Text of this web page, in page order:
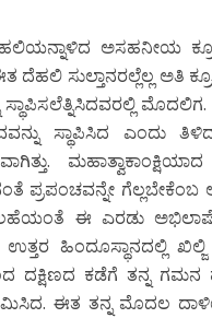
ಅಸಹನೀಯ
ಸುಲ್ತಾನರಲ್ಲೆಲ್ಲ ಅತಿ
ಸ್ಥಾಪಿಸಿದ ಎಂದು
ಪ್ರಪಂಚವನ್ನೇ
ಈ ಎರಡು
ಹಿಂದೂಸ್ಥಾನದಲ್ಲಿ ಖಿಲ್ಜಿ
ಕಡೆಗೆ ತನ್ನ ಗಮನ
ಈತ ತನ್ನ ಮೊದಲ